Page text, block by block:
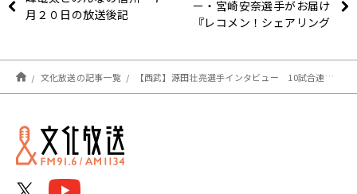
月２０日の放送後記
ー・宮崎安奈選手がお届け
『レコメン！シェアリング
サー」』8/5（月）から
『レコメン！』内で放送
文化放送の記事一覧 【西武】源田壮亮選手インタビュー 10試合連続でヒットを放つなどバッティング好調の要因とは？